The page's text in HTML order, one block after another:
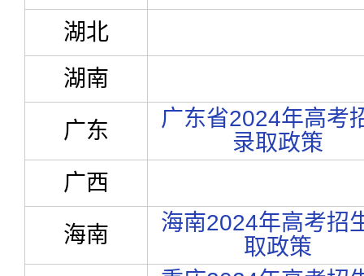
湖北
湖南
广东
广东省2024年高考
录取政策
广西
海南
海南2024年高考招
取政策